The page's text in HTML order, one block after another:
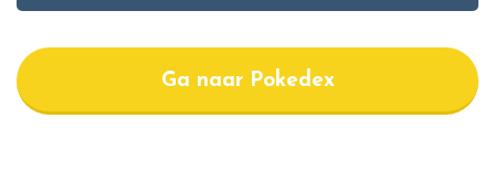
Ga naar Pokedex